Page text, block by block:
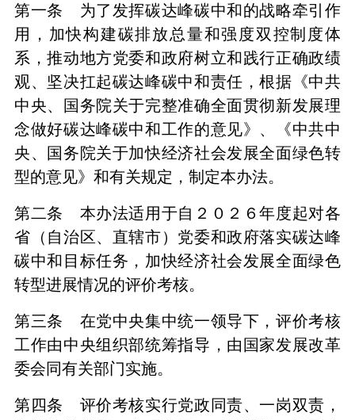
第一条 为了发挥碳达峰碳中和的战略牵引作
用，加快构建碳排放总量和强度双控制度体
系，推动地方党委和政府树立和践行正确政绩
观、坚决扛起碳达峰碳中和责任，根据《中共
中央、国务院关于完整准确全面贯彻新发展理
念做好碳达峰碳中和工作的意见》、《中共中
央、国务院关于加快经济社会发展全面绿色转
型的意见》和有关规定，制定本办法。
第二条 本办法适用于自２０２６年度起对各
省（自治区、直辖市）党委和政府落实碳达峰
碳中和目标任务，加快经济社会发展全面绿色
转型进展情况的评价考核。
第三条 在党中央集中统一领导下，评价考核
工作由中央组织部统筹指导，由国家发展改革
委会同有关部门实施。
第四条 评价考核实行党政同责、一岗双责，